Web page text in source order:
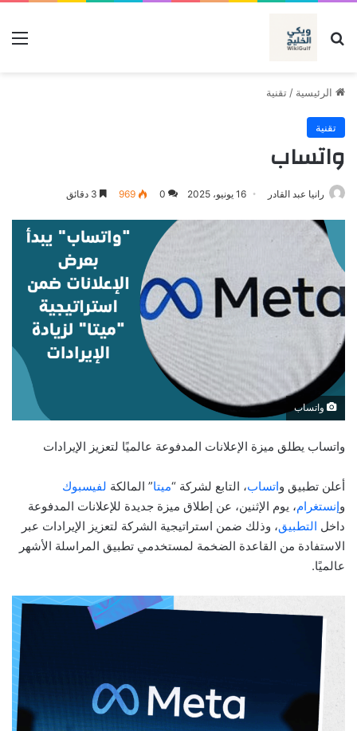
بحث عن
الرئيسية / تقنية
تقنية
واتساب
رانيا عبد القادر 16 يونيو، 2025 0
969
واتساب
واتساب يطلق ميزة الإعلانات المدفوعة عالميًا لتعزيز الإيرادات
أعلن تطبيق واتساب، التابع لشركة “ميتا” المالكة لفيسبوك
وإنستغرام، يوم الإثنين، عن إطلاق ميزة جديدة للإعلانات المدفوعة
داخل التطبيق، وذلك ضمن استراتيجية الشركة لتعزيز الإيرادات عبر
الاستفادة من القاعدة الضخمة لمستخدمي تطبيق المراسلة الأشهر
عالميًا.